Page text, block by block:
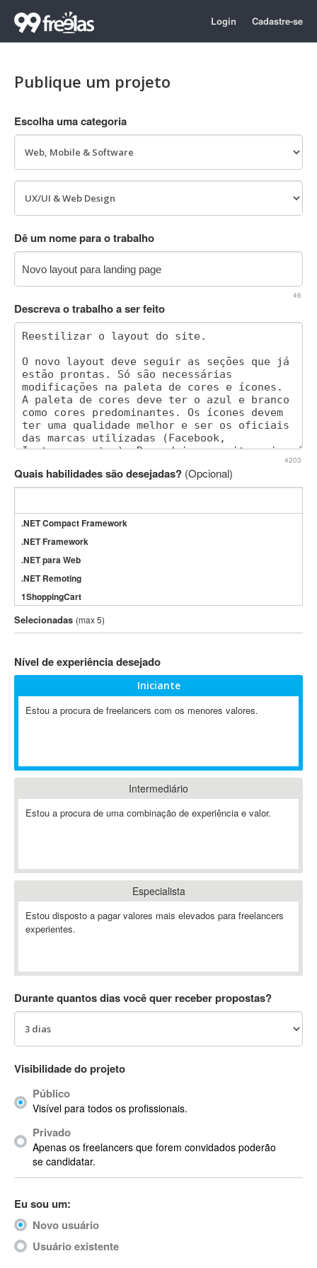
Login Cadastre-se
Publique um projeto
Escolha uma categoria
Dê um nome para o trabalho
46
Descreva o trabalho a ser feito
4203
Quais habilidades são desejadas? (Opcional)
.NET Compact Framework
.NET Framework
.NET para Web
.NET Remoting
1ShoppingCart
3DS Max
3GSM
802.11
A-GPS
ABAP
Abaqus
ABBYY FineReader
Ableton
Ableton Push
Abstract
AC3
ACID Pro
ACPI
Acrobat
Acrobat X
Acronis
ACT
Actimize
ActionScript
ActionScript 3
Selecionadas (max 5)
Nível de experiência desejado
Iniciante
Estou a procura de freelancers com os menores valores.
Intermediário
Estou a procura de uma combinação de experiência e valor.
Especialista
Estou disposto a pagar valores mais elevados para freelancers
experientes.
Durante quantos dias você quer receber propostas?
Visibilidade do projeto
Público
Visível para todos os profissionais.
Privado
Apenas os freelancers que forem convidados poderão
se candidatar.
Eu sou um:
Novo usuário
Usuário existente